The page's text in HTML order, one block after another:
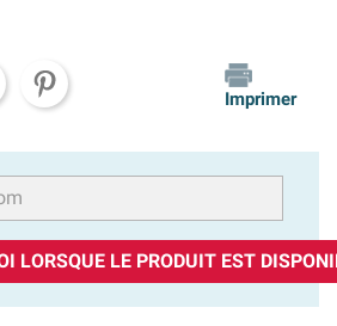
Imprimer
LORSQUE LE PRODUIT EST